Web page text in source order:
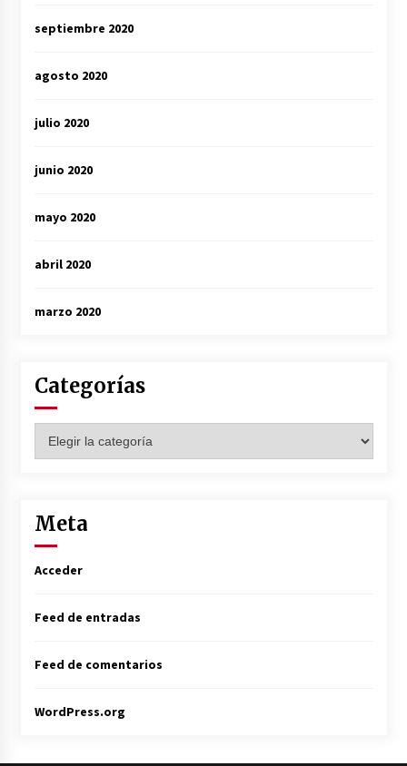
septiembre 2020
agosto 2020
julio 2020
junio 2020
mayo 2020
abril 2020
marzo 2020
Categorías
Meta
Acceder
Feed de entradas
Feed de comentarios
WordPress.org